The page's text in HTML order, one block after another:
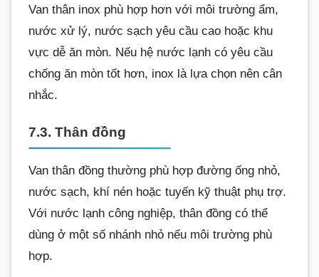
Van thân inox phù hợp hơn với môi trường ẩm,
nước xử lý, nước sạch yêu cầu cao hoặc khu
vực dễ ăn mòn. Nếu hệ nước lạnh có yêu cầu
chống ăn mòn tốt hơn, inox là lựa chọn nên cân
nhắc.
7.3. Thân đồng
Van thân đồng thường phù hợp đường ống nhỏ,
nước sạch, khí nén hoặc tuyến kỹ thuật phụ trợ.
Với nước lạnh công nghiệp, thân đồng có thể
dùng ở một số nhánh nhỏ nếu môi trường phù
hợp.